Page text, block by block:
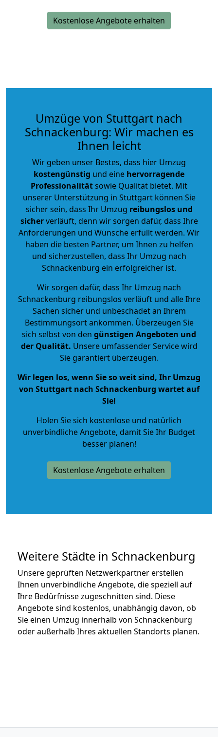
Kostenlose Angebote erhalten
Umzüge von Stuttgart nach
Schnackenburg: Wir machen es
Ihnen leicht
Wir geben unser Bestes, dass hier Umzug
kostengünstig und eine hervorragende
Professionalitätsowie Qualität bietet. Mit
unserer Unterstützung in Stuttgart können Sie
sicher sein, dass Ihr Umzug reibungslos und
sicherverläuft, denn wir sorgen dafür, dass Ihre
Anforderungen und Wünsche erfüllt werden. Wir
haben die besten Partner, um Ihnen zu helfen
und sicherzustellen, dass Ihr Umzug nach
Schnackenburg ein erfolgreicher ist.
Wir sorgen dafür, dass Ihr Umzug nach
Schnackenburg reibungslos verläuft und alle Ihre
Sachen sicher und unbeschadet an Ihrem
Bestimmungsort ankommen. Überzeugen Sie
sich selbst von den günstigen Angeboten und
der Qualität. Unsere umfassender Service wird
Sie garantiert überzeugen.
Wir legen los, wenn Sie so weit sind, Ihr Umzug
von Stuttgart nach Schnackenburg wartet auf
Sie!
Holen Sie sich kostenlose und natürlich
unverbindliche Angebote, damit Sie Ihr Budget
besser planen!
Kostenlose Angebote erhalten
Weitere Städte in Schnackenburg
Unsere geprüften Netzwerkpartner erstellen
Ihnen unverbindliche Angebote, die speziell auf
Ihre Bedürfnisse zugeschnitten sind. Diese
Angebote sind kostenlos, unabhängig davon, ob
Sie einen Umzug innerhalb von Schnackenburg
oder außerhalb Ihres aktuellen Standorts planen.